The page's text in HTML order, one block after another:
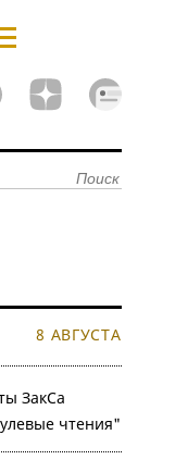
8 АВГУСТА
ЗакСа
чтения"